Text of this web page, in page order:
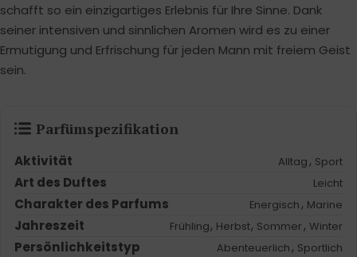
schafft so ein einzigartiges Erlebnis für Ihre Sinne. Dank
seiner intensiven und sinnlichen Aromen wird es zu einer
Ermutigung und Erfrischung für jeden Mann mit freiem Geist
sein.
Parfümspezifikation
Aktivität Alltag, Sport
Art des Duftes Leicht
Charakter des Parfums Energisch, Marine
Jahreszeit Frühling, Herbst, Sommer, Winter
Persönlichkeitstyp Abenteuerlich, Sportlich